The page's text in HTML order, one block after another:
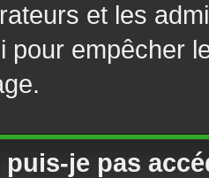
et les
pour empêcher
je pas